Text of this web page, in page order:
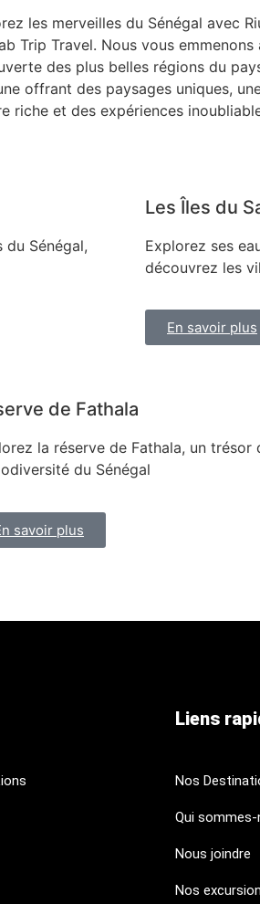
les merveilles du Sénégal avec
Trip Travel. Nous vous emmenons
des plus belles régions du
offrant des paysages uniques,
riche et des expériences
du Sénégal,
Les Îles du
Explorez ses
découvrez les
En savoir plus
de Fathala
la réserve de Fathala, un trésor
du Sénégal
savoir plus
Liens
Nos
Qui sommes-
Nous joindre
Nos